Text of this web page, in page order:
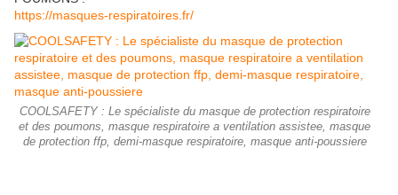
https://masques-respiratoires.fr/
COOLSAFETY : Le spécialiste du masque de protection respiratoire
et des poumons, masque respiratoire a ventilation assistee, masque
de protection ffp, demi-masque respiratoire, masque anti-poussiere